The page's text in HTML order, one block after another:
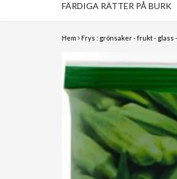
Hem Frys : grönsaker - frukt - glass
FÄRDIGA RÄTTER PÅ BURK